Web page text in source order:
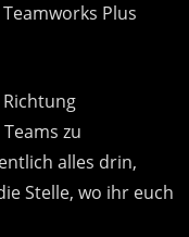
Plus
zu
alles drin,
Stelle, wo ihr euch